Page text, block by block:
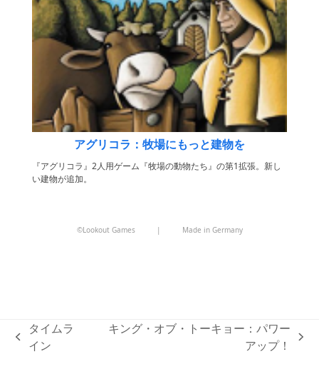
アグリコラ：牧場にもっと建物を
『アグリコラ』2人用ゲーム『牧場の動物たち』の第1拡張。新し
い建物が追加。
©Lookout Games | Made in Germany
previous
タイムラ
イン
キング・オブ・トーキョー：パワー
アップ！